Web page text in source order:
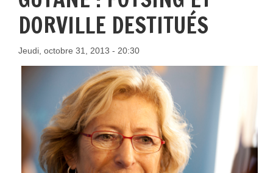
DORVILLE DESTITUÉS
Jeudi, octobre 31, 2013 - 20:30